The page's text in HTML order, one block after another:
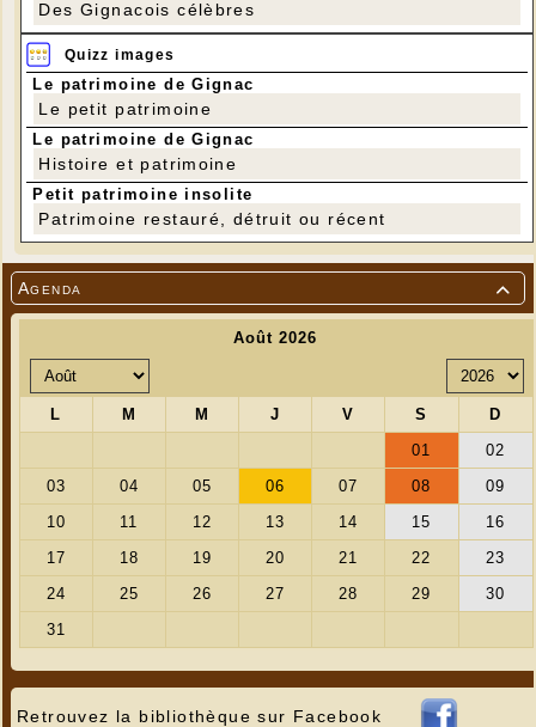

Agenda
Retrouvez la bibliothèque sur Facebook
---
Des Gignacois célèbres
Quizz images
Le patrimoine de Gignac
Le petit patrimoine
Le patrimoine de Gignac
Histoire et patrimoine
Petit patrimoine insolite
Patrimoine restauré, détruit ou récent